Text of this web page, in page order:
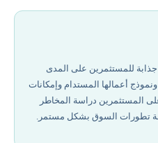
للمستثمرين على المدى
أعمالها المستدام وإمكانات
المستثمرين دراسة المخاطر
تطورات السوق بشكل مستمر.